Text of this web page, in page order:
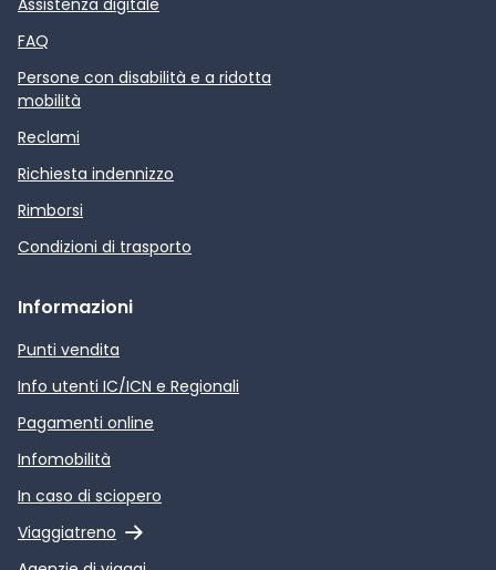
FAQ
Persone con disabilità e a ridotta
mobilità
Reclami
Richiesta indennizzo
Rimborsi
Condizioni di trasporto
Informazioni
Punti vendita
Info utenti IC/ICN e Regionali
Pagamenti online
Infomobilità
In caso di sciopero
Viaggiatreno
Link esterno